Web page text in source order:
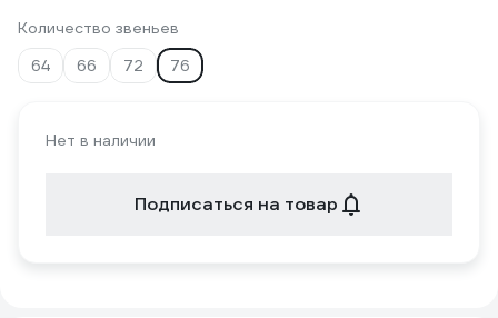
Количество звеньев
64
66 72 76
Нет в наличии
Подписаться на товар